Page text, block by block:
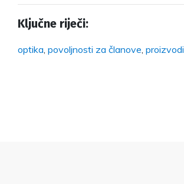
Ključne riječi:
optika povoljnosti za članove proizvodi